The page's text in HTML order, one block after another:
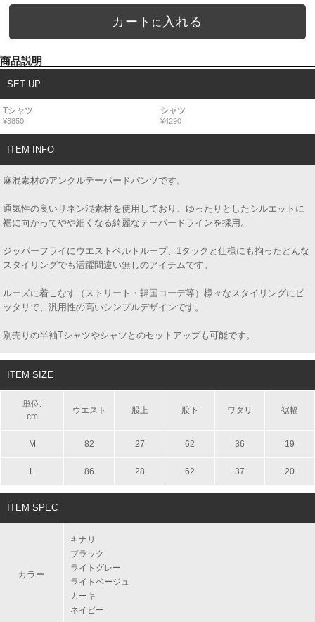
カート に 入れる
商品説明
SET UP
Tシャツ
¥3850
シャツ
¥4290
ITEM INFO
麻混素材のアンクルテーパードパンツです。
通気性の良いリネン混素材を使用しており、ゆったりとしたシルエットに
裾に向かってやや細くなる綺麗なテーパードラインを採用。
ジッパーフライにウエストベルトループ、1タックと仕様にも拘ったどんな
スタイリングでも活躍間違い無しのアイテムです。
ルーズに着こなす（ストリート・韓国コーデ等）様々なスタイリングにピ
ッタリで、汎用性の高いシンプルデザインです。
別売りの半袖Tシャツやシャツとのセットアップも可能です。
ITEM SIZE
単位:
cm
ウエスト 股上 股下 ワタリ 裾幅
M 82 27 62 36 19
L 86 28 62 37 20
ITEM SPEC
カラー
キナリ
ブラック
ライトグレー
ライトベージュ
カーキ
ネイビー